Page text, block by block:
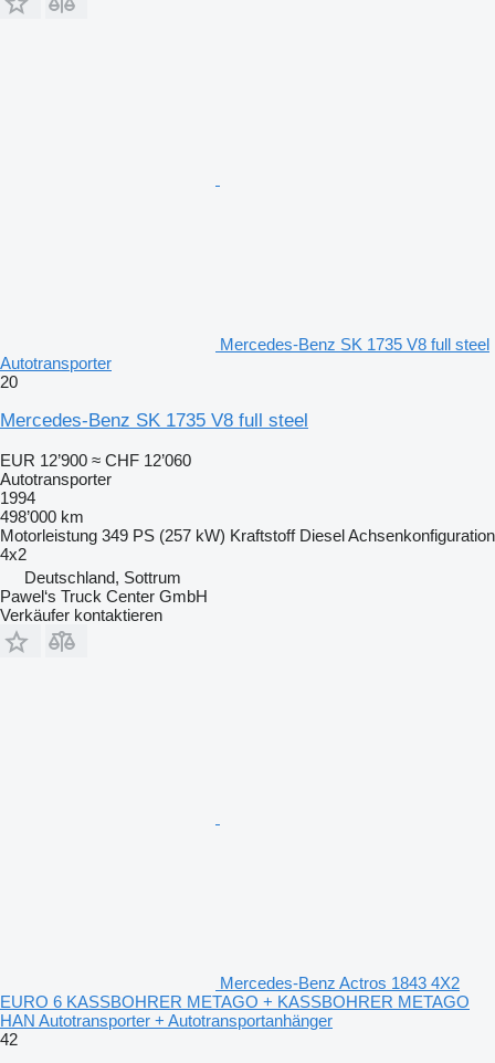
Mercedes-Benz SK 1735 V8 full steel
Autotransporter
20
Mercedes-Benz SK 1735 V8 full steel
EUR 12’900 ≈ CHF 12’060
Autotransporter
1994
498’000 km
Motorleistung 349 PS (257 kW) Kraftstoff DieselAchsenkonfiguration
4x2
Deutschland, Sottrum
Pawel‘s Truck Center GmbH
Verkäufer kontaktieren
Mercedes-Benz Actros 1843 4X2
EURO 6 KASSBOHRER METAGO + KASSBOHRER METAGO
HAN Autotransporter + Autotransportanhänger
42